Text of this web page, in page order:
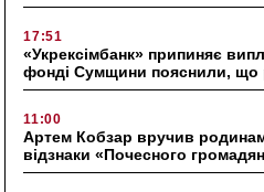
17:51
«Укрексімбанк» припиняє
фонді Сумщини пояснили,
11:00
Артем Кобзар вручив
відзнаки «Почесного